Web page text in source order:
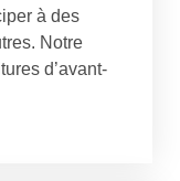
à des
Notre
d’avant-